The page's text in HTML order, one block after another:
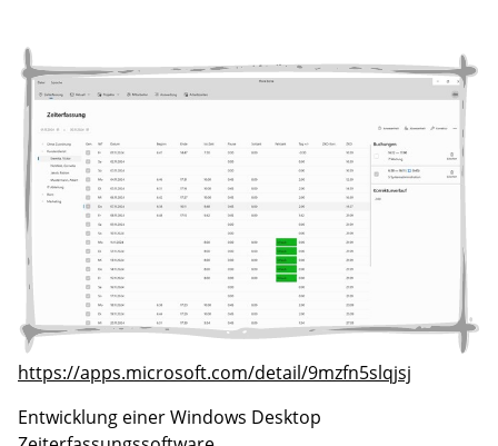
https://apps.microsoft.com/detail/9mzfn5slqjsj
Entwicklung einer Windows Desktop